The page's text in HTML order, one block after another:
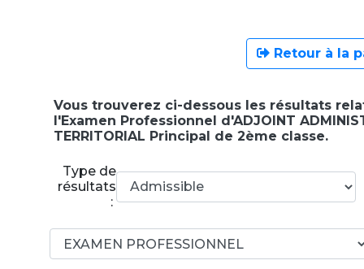
Retour à la
Vous trouverez ci-dessous les résultats
l'Examen Professionnel d'ADJOINT
TERRITORIAL Principal de 2ème classe.
Type de
résultats
: